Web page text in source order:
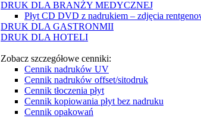
DRUK DLA BRANŻY MEDYCZNEJ
Płyt CD DVD z nadrukiem – zdjęcia
DRUK DLA GASTRONMII
DRUK DLA HOTELI
Zobacz szczegółowe cenniki:
Cennik nadruków UV
Cennik nadruków offset/sitodruk
Cennik tłoczenia płyt
Cennik kopiowania płyt bez nadruku
Cennik opakowań